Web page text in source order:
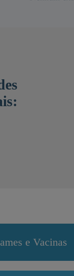
e Vacinas